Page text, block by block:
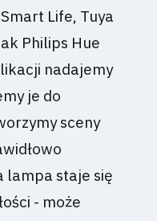
Life, Tuya
Philips Hue
nadajemy
je do
sceny
lampa staje się
- może